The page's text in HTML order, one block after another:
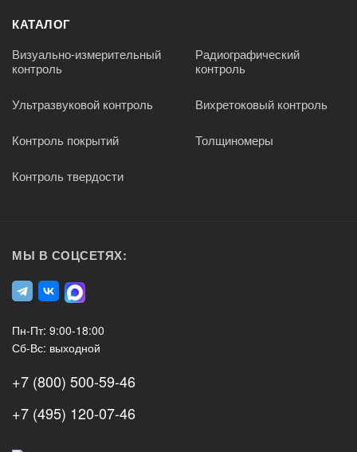
КАТАЛОГ
Визуально-измерительный
контроль
Радиографический
контроль
Ультразвуковой контроль Вихретоковый контроль
Контроль покрытий Толщиномеры
Контроль твердости
МЫ В СОЦСЕТЯХ:
Пн-Пт: 9:00-18:00
Сб-Вс: выходной
+7 (800) 500-59-46
+7 (495) 120-07-46